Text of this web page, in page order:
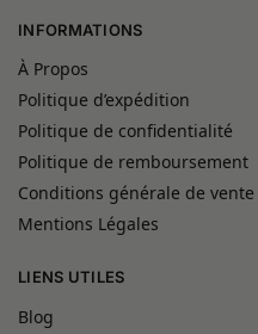
INFORMATIONS
À Propos
Politique d’expédition
Politique de confidentialité
Politique de remboursement
Conditions générale de vente
Mentions Légales
LIENS UTILES
Blog